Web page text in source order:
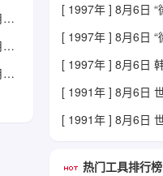
历史上的今天5月18日
历史上的今天5月24日
历史上的今天5月30日
热门工具排行榜